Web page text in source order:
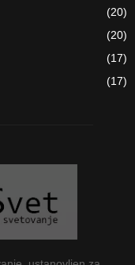
(20)
(20)
(17)
(17)